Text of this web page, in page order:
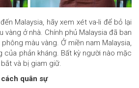
Malaysia, hãy xem xét va-li để bỏ lại
ở nhà. Chính phủ Malaysia đã ban
màu vàng. Ở miền nam Malaysia,
của phản kháng. Bất kỳ người nào mặc
và bị giam giữ.
quân sự